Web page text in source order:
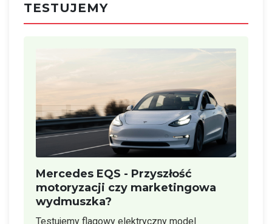
TESTUJEMY
Mercedes EQS - Przyszłość
motoryzacji czy marketingowa
wydmuszka?
Testujemy flagowy elektryczny model